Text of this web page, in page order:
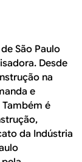
São Paulo
Desde
na
e
é
da Indústria